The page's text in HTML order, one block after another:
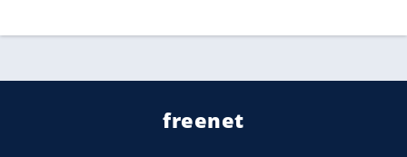
freenet